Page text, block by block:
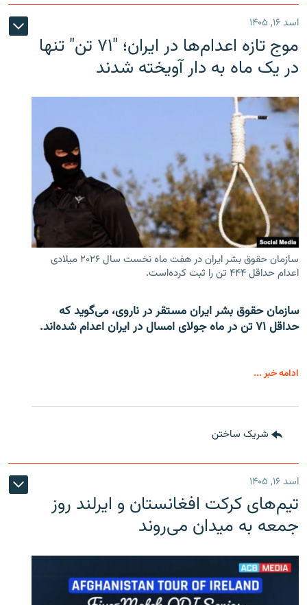
اسد ۱۶, ۱۴۰۵
موج تازه اعدام‌ها در ایران؛ "۷۱ تن" تنها
در یک ماه به دار آویخته شدند
سازمان حقوق بشر ایران در هفت ماه نخست سال ۲۰۲۶ میلادی
اعدام حداقل ۴۴۴ تن را ثبت کرده‌است.
سازمان حقوق بشر ایران مستقر در ناروی، می‌گوید که
حداقل ۷۱ تن در ماه جولای امسال در ایران اعدام شده‌اند.
ادامه خبر ...
شریک ساختن
اسد ۱۶, ۱۴۰۵
تیم‌های کرکت افغانستان و ایرلند روز
جمعه به میدان می‌روند